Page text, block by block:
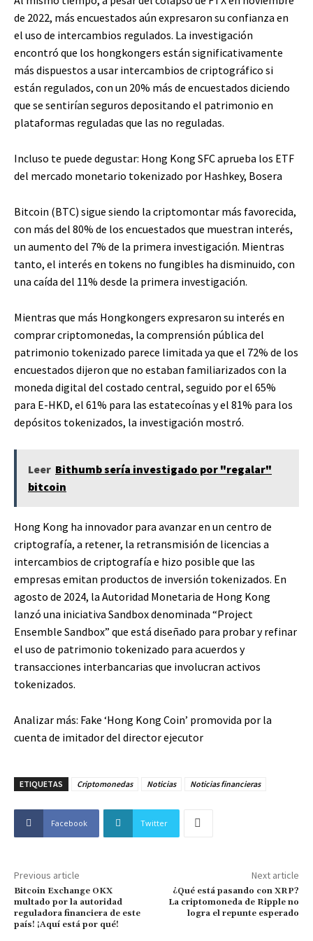
de 2022, más encuestados aún expresaron su confianza en
el uso de intercambios regulados. La investigación
encontró que los hongkongers están significativamente
más dispuestos a usar intercambios de criptográfico si
están regulados, con un 20% más de encuestados diciendo
que se sentirían seguros depositando el patrimonio en
plataformas reguladas que las no reguladas.
Incluso te puede degustar: Hong Kong SFC aprueba los ETF
del mercado monetario tokenizado por Hashkey, Bosera
Bitcoin (BTC) sigue siendo la criptomontar más favorecida,
con más del 80% de los encuestados que muestran interés,
un aumento del 7% de la primera investigación. Mientras
tanto, el interés en tokens no fungibles ha disminuido, con
una caída del 11% desde la primera investigación.
Mientras que más Hongkongers expresaron su interés en
comprar criptomonedas, la comprensión pública del
patrimonio tokenizado parece limitada ya que el 72% de los
encuestados dijeron que no estaban familiarizados con la
moneda digital del costado central, seguido por el 65%
para E-HKD, el 61% para las estatecoínas y el 81% para los
depósitos tokenizados, la investigación mostró.
Leer Bithumb sería investigado por "regalar"
bitcoin
Hong Kong ha innovador para avanzar en un centro de
criptografía, a retener, la retransmisión de licencias a
intercambios de criptografía e hizo posible que las
empresas emitan productos de inversión tokenizados. En
agosto de 2024, la Autoridad Monetaria de Hong Kong
lanzó una iniciativa Sandbox denominada “Project
Ensemble Sandbox” que está diseñado para probar y refinar
el uso de patrimonio tokenizado para acuerdos y
transacciones interbancarias que involucran activos
tokenizados.
Analizar más: Fake ‘Hong Kong Coin’ promovida por la
cuenta de imitador del director ejecutor
ETIQUETAS Criptomonedas Noticias Noticias financieras
Facebook Twitter
Previous article
Bitcoin Exchange OKX
multado por la autoridad
reguladora financiera de este
país! ¡Aquí está por qué!
Next article
¿Qué está pasando con XRP?
La criptomoneda de Ripple no
logra el repunte esperado